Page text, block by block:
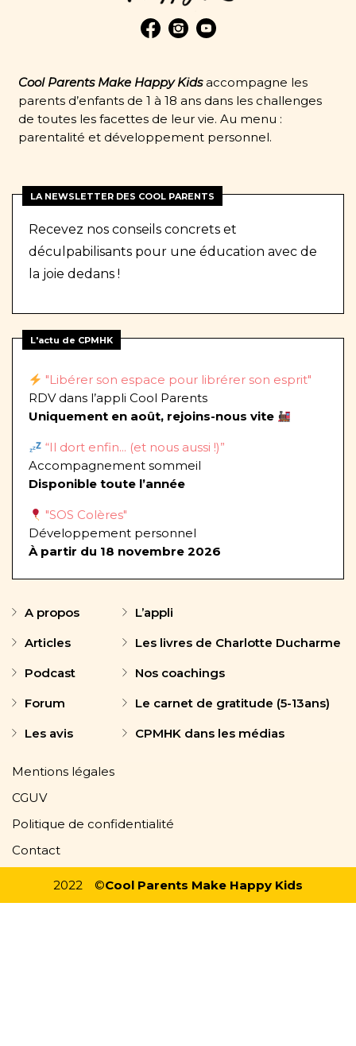
Cool Parents Make Happy Kidsaccompagne les
parents d’enfants de 1 à 18 ans dans les challenges
de toutes les facettes de leur vie. Au menu :
parentalité et développement personnel.
LA NEWSLETTER DES COOL PARENTS
Recevez nos conseils concrets et
déculpabilisants pour une éducation avec de
la joie dedans !
L'actu de CPMHK
"Libérer son espace pour librérer son esprit"
RDV dans l’appli Cool Parents
Uniquement en août, rejoins-nous vite
“Il dort enfin... (et nous aussi !)”
Accompagnement sommeil
Disponible toute l’année
"SOS Colères"
Développement personnel
À partir du 18 novembre 2026
A propos
Articles
Podcast
Forum
L’appli
Les avis
Les livres de Charlotte Ducharme
Nos coachings
Le carnet de gratitude (5-13ans)
CPMHK dans les médias
Mentions légales
CGUV
Politique de confidentialité
Contact
2022 ©Cool Parents Make Happy Kids